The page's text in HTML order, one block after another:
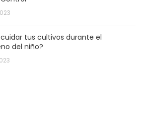
tus cultivos durante el
del niño?